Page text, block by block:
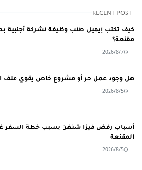
RECENT POST
كيف تكتب إيميل طلب وظيفة لشركة أجنبية
مقنعة؟
2026/8/7
هل وجود عمل حر أو مشروع خاص يقوي ملف
2026/8/5
أسباب رفض فيزا شنغن بسبب خطة السفر
المقنعة
2026/8/5